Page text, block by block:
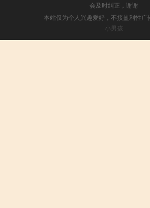
会及时纠正，谢谢
本站仅为个人兴趣爱好，不接盈利性广
小男孩